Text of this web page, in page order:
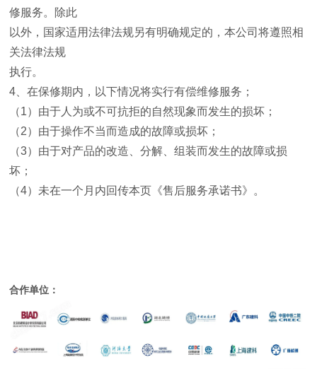
修服务。除此
以外，国家适用法律法规另有明确规定的，本公司将遵照相
关法律法规
执行。
4 、在保修期内，以下情况将实行有偿维修服务；
（1）由于人为或不可抗拒的自然现象而发生的损坏；
（2）由于操作不当而造成的故障或损坏；
（3）由于对产品的改造、分解、组装而发生的故障或损
坏；
（4）未在一个月内回传本页《售后服务承诺书》。
合作单位：